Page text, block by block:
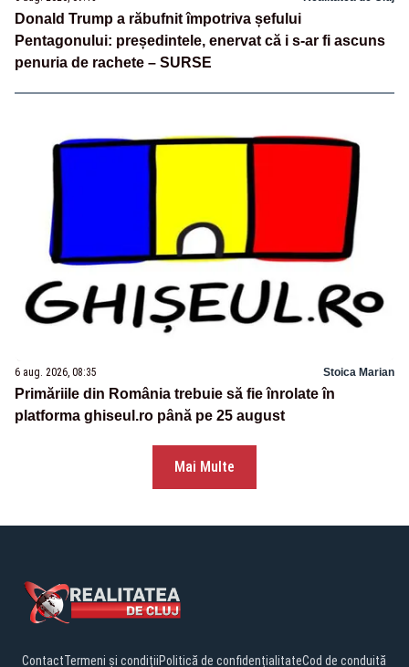
Donald Trump a răbufnit împotriva șefului
Pentagonului: președintele, enervat că i s-ar fi ascuns
penuria de rachete – SURSE
6 aug. 2026, 08:35 Stoica Marian
Primăriile din România trebuie să fie înrolate în
platforma ghiseul.ro până pe 25 august
Mai Multe
ContactTermeni și condițiiPolitică de confidențialitateCod de conduită